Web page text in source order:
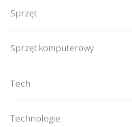
Sprzęt
Sprzęt komputerowy
Tech
Technologie